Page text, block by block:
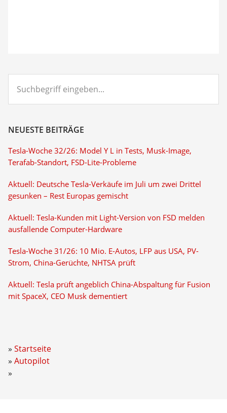
eingeben...
NEUESTE BEITRÄGE
Tesla-Woche 32/26: Model Y L in Tests, Musk-Image,
Terafab-Standort, FSD-Lite-Probleme
Aktuell: Deutsche Tesla-Verkäufe im Juli um zwei Drittel
gesunken – Rest Europas gemischt
Aktuell: Tesla-Kunden mit Light-Version von FSD melden
ausfallende Computer-Hardware
Tesla-Woche 31/26: 10 Mio. E-Autos, LFP aus USA, PV-
Strom, China-Gerüchte, NHTSA prüft
Aktuell: Tesla prüft angeblich China-Abspaltung für Fusion
mit SpaceX, CEO Musk dementiert
Startseite
Autopilot